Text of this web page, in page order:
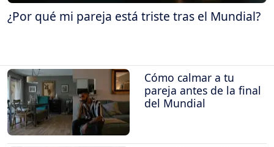
¿Por qué mi pareja está triste tras el Mundial?
Cómo calmar a tu
pareja antes de la final
del Mundial